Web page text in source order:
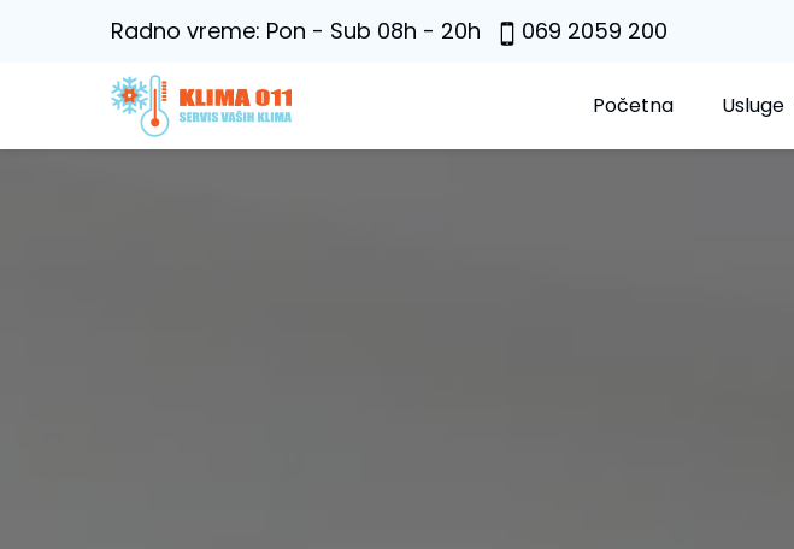
Radno vreme: Pon - Sub 08h - 20h 069 2059 200
Početna Usluge